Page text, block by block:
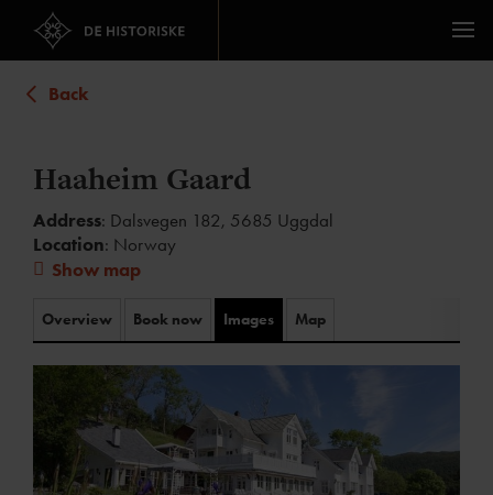
Back
Haaheim Gaard
Address: Dalsvegen 182, 5685 Uggdal
Location: Norway
Show map
Overview Book now Images Map